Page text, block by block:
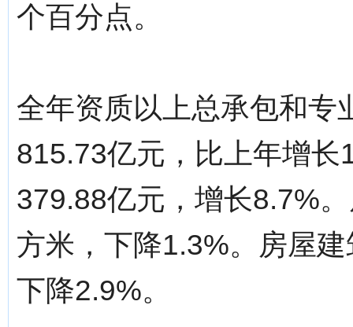
个百分点。
全年资质以上总承包和专
815.73亿元，比上年增
379.88亿元，增长8.7%
方米，下降1.3%。房屋
下降2.9%。